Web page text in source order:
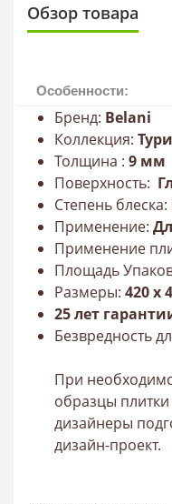
Обзор товара
Особенности:
Бренд: Belani
Коллекция:
Толщина : 9 мм
Поверхность:
Степень блеска:
Применение:
Применение
Площадь
Размеры: 420х
25 лет
Безвредность
При
образцы
дизайнеры
дизайн-проект.